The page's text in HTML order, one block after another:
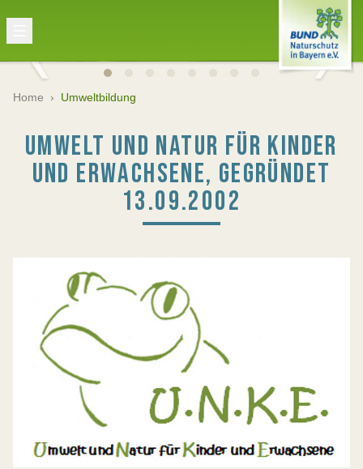
Home › Umweltbildung
UMWELT UND NATUR FÜR KINDER
UND ERWACHSENE, GEGRÜNDET
13.09.2002